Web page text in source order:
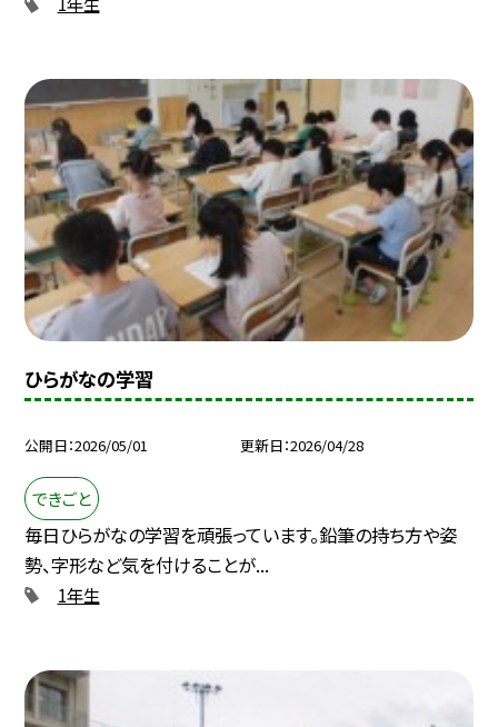
ひらがなの学習
公開日 2026/05/01 更新日 2026/04/28
できごと
毎日ひらがなの学習を頑張っています。鉛筆の持ち方や姿
勢、字形など気を付けることが...
1年生